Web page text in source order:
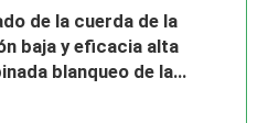
de la cuerda de la
baja y eficacia alta
blanqueo de la